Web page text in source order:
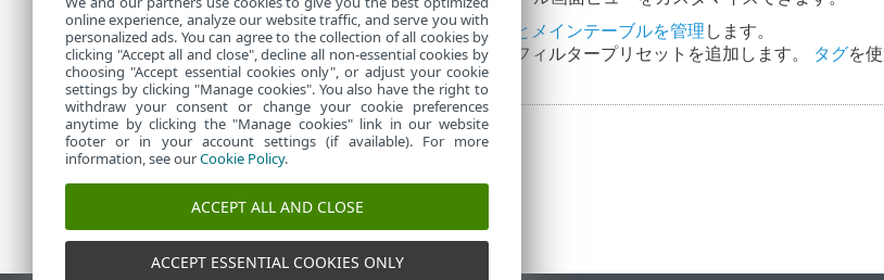
• サイドパネルとメインテーブルを管理します。
• フィルター とフィルタープリセットを追加します。 タグを
online experience, analyze our website traffic, and serve you with
personalized ads. You can agree to the collection of all cookies by
clicking "Accept all and close", decline all non-essential cookies by
choosing "Accept essential cookies only", or adjust your cookie
settings by clicking "Manage cookies". You also have the right to
withdraw your consent or change your cookie preferences
anytime by clicking the "Manage cookies" link in our website
footer or in your account settings (if available). For more
information, see ourCookie Policy.
ACCEPT ALL AND CLOSE
ACCEPT ESSENTIAL COOKIES ONLY